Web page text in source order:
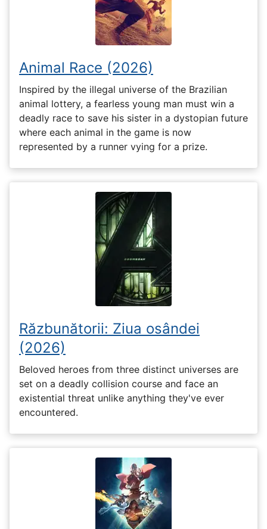
Animal Race (2026)
Inspired by the illegal universe of the Brazilian
animal lottery, a fearless young man must win a
deadly race to save his sister in a dystopian future
where each animal in the game is now
represented by a runner vying for a prize.
Răzbunătorii: Ziua osândei
(2026)
Beloved heroes from three distinct universes are
set on a deadly collision course and face an
existential threat unlike anything they've ever
encountered.